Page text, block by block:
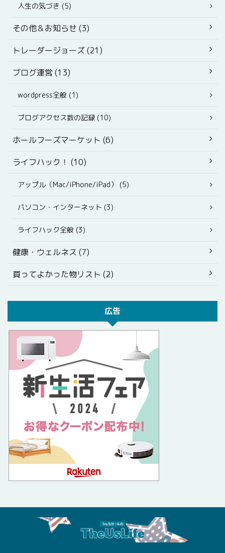
人生の気づき (5)
その他＆お知らせ (3)
トレーダージョーズ (21)
ブログ運営 (13)
wordpress全般 (1)
ブログアクセス数の記録 (10)
ホールフーズマーケット (6)
ライフハック！ (10)
アップル（Mac/iPhone/iPad） (5)
パソコン・インターネット (3)
ライフハック全般 (3)
健康・ウェルネス (7)
買ってよかった物リスト (2)
広告